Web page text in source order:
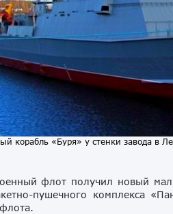
корабль «Буря» у стенки завода в
флот получил новый
пушечного комплекса